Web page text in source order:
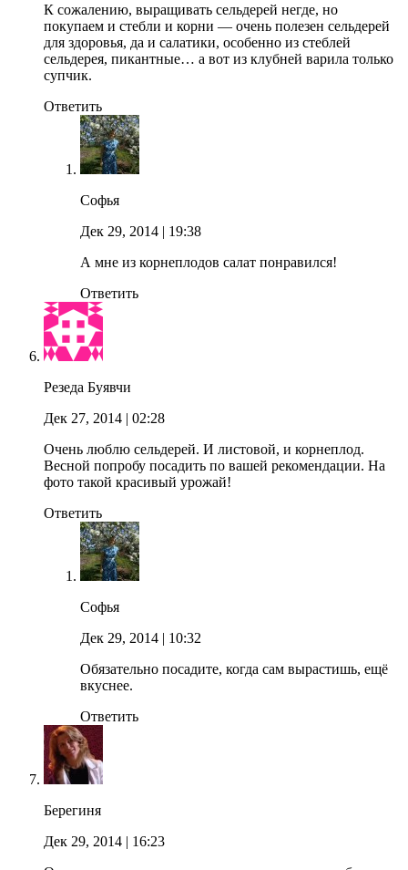
К сожалению, выращивать сельдерей негде, но
покупаем и стебли и корни — очень полезен сельдерей
для здоровья, да и салатики, особенно из стеблей
сельдерея, пикантные… а вот из клубней варила только
супчик.
Ответить
Софья
Дек 29, 2014 | 19:38
А мне из корнеплодов салат понравился!
Ответить
Резеда Буявчи
Дек 27, 2014 | 02:28
Очень люблю сельдерей. И листовой, и корнеплод.
Весной попробу посадить по вашей рекомендации. На
фото такой красивый урожай!
Ответить
Софья
Дек 29, 2014 | 10:32
Обязательно посадите, когда сам вырастишь, ещё
вкуснее.
Ответить
Берегиня
Дек 29, 2014 | 16:23